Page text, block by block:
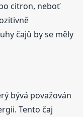
citron, neboť
čajů by se měly
bývá považován
Tento čaj